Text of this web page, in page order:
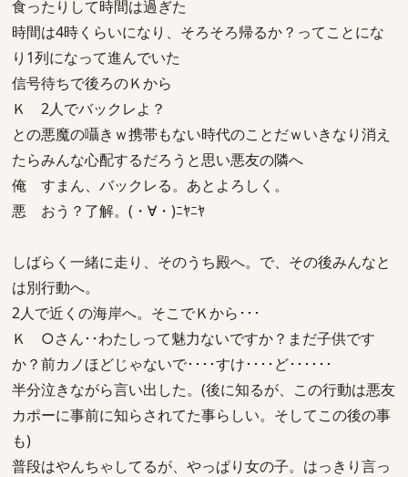
食ったりして時間は過ぎた
時間は4時くらいになり、そろそろ帰るか？ってことにな
り1列になって進んでいた
信号待ちで後ろのＫから
Ｋ 2人でバックレよ？
との悪魔の囁きｗ携帯もない時代のことだｗいきなり消え
たらみんな心配するだろうと思い悪友の隣へ
俺 すまん、バックレる。あとよろしく。
悪 おう？了解。(・∀・)ﾆﾔﾆﾔ
しばらく一緒に走り、そのうち殿へ。で、その後みんなと
は別行動へ。
2人で近くの海岸へ。そこでＫから･･･
Ｋ ○さん･･わたしって魅力ないですか？まだ子供です
か？前カノほどじゃないで････すけ････ど･･････
半分泣きながら言い出した。(後に知るが、この行動は悪友
カポーに事前に知らされてた事らしい。そしてこの後の事
も)
普段はやんちゃしてるが、やっぱり女の子。はっきり言っ